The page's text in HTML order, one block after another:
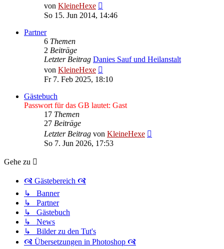
von KleineHexe
Beitrag
So 15. Jun 2014, 14:46
Partner
6 Themen
2 Beiträge
Letzter Beitrag Danies Sauf und Heilanstalt
von KleineHexe
Beitrag
Fr 7. Feb 2025, 18:10
Gästebuch
Passwort für das GB lautet: Gast
17 Themen
27 Beiträge
Letzter Beitrag von KleineHexe
So 7. Jun 2026, 17:53
Gehe zu
🙧 Gästebereich 🙧
↳ Banner
↳ Partner
↳ Gästebuch
↳ News
↳ Bilder zu den Tut's
🙧 Übersetzungen in Photoshop 🙧